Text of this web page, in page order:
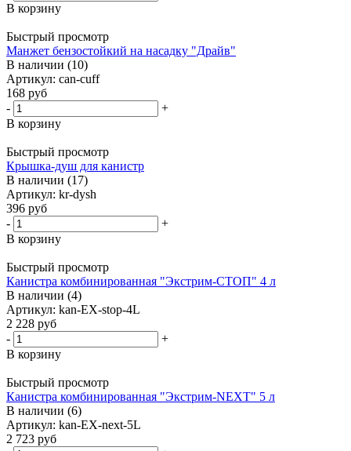
В корзину
Быстрый просмотр
Манжет бензостойкий на насадку "Драйв"
В наличии (10)
Артикул: can-cuff
168 руб
-
+
В корзину
Быстрый просмотр
Крышка-душ для канистр
В наличии (17)
Артикул: kr-dysh
396 руб
-
+
В корзину
Быстрый просмотр
Канистра комбинированная "Экстрим-СТОП" 4 л
В наличии (4)
Артикул: kan-EX-stop-4L
2 228 руб
-
+
В корзину
Быстрый просмотр
Канистра комбинированная "Экстрим-NEXT" 5 л
В наличии (6)
Артикул: kan-EX-next-5L
2 723 руб